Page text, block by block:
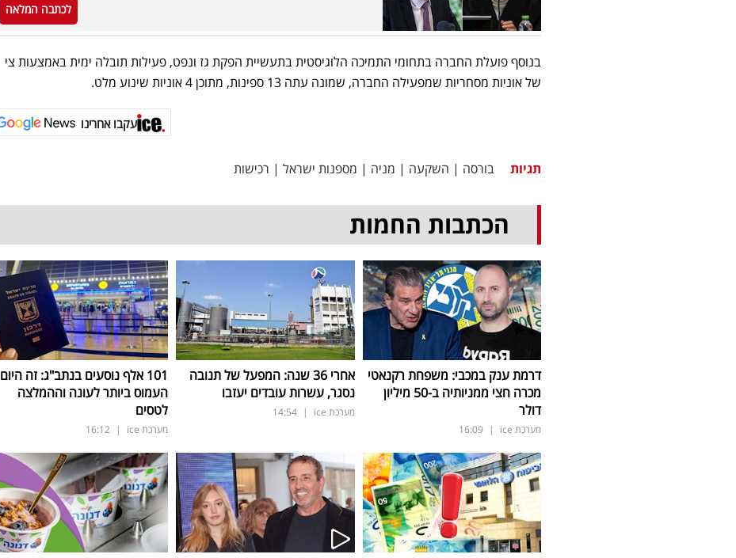
לכתבה המלאה
בנוסף פועלת החברה בתחומי התמיכה הלוגיסטית בתעשיית הפקת גז ונפט, פעילות תובלה ימית באמצעות צי
של אוניות מסחריות שמפעילה החברה, שמונה עתה 13 ספינות, מתוכן 4 אוניות שינוע מלט.
עקבו אחרינו
תגיות בורסה | השקעה | מניה | מספנות ישראל | רכישות
הכתבות החמות
דרמת ענק במכבי: משפחת רקנאטי
מכרה חצי ממניותיה ב-50 מיליון
דולר
מערכת ice |
16:09
אחרי 36 שנה: המפעל של תנובה
נסגר, עשרות עובדים יעזבו
מערכת ice |
14:54
101 אלף נוסעים בנתב"ג: זה היום
העמוס ביותר לעונה וההמלצה
לטסים
מערכת ice |
16:12